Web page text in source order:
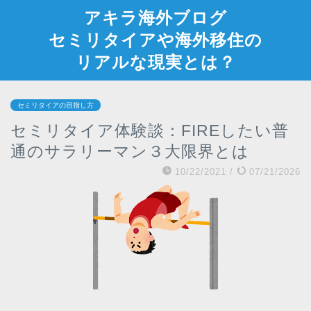
アキラ海外ブログ
セミリタイアや海外移住の
リアルな現実とは？
セミリタイアの目指し方
セミリタイア体験談：FIREしたい普
通のサラリーマン３大限界とは
10/22/2021 / 07/21/2026